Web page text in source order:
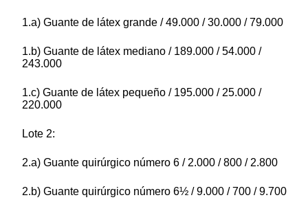
1.a) Guante de látex grande / 49.000 / 30.000 / 79.000
1.b) Guante de látex mediano / 189.000 / 54.000 /
243.000
1.c) Guante de látex pequeño / 195.000 / 25.000 /
220.000
Lote 2:
2.a) Guante quirúrgico número 6 / 2.000 / 800 / 2.800
2.b) Guante quirúrgico número 6½ / 9.000 / 700 / 9.700